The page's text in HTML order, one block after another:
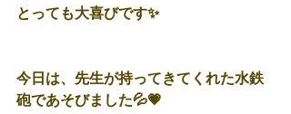
とっても大喜びです✨
今日は、先生が持ってきてくれた水鉄
砲であそびました💦💗